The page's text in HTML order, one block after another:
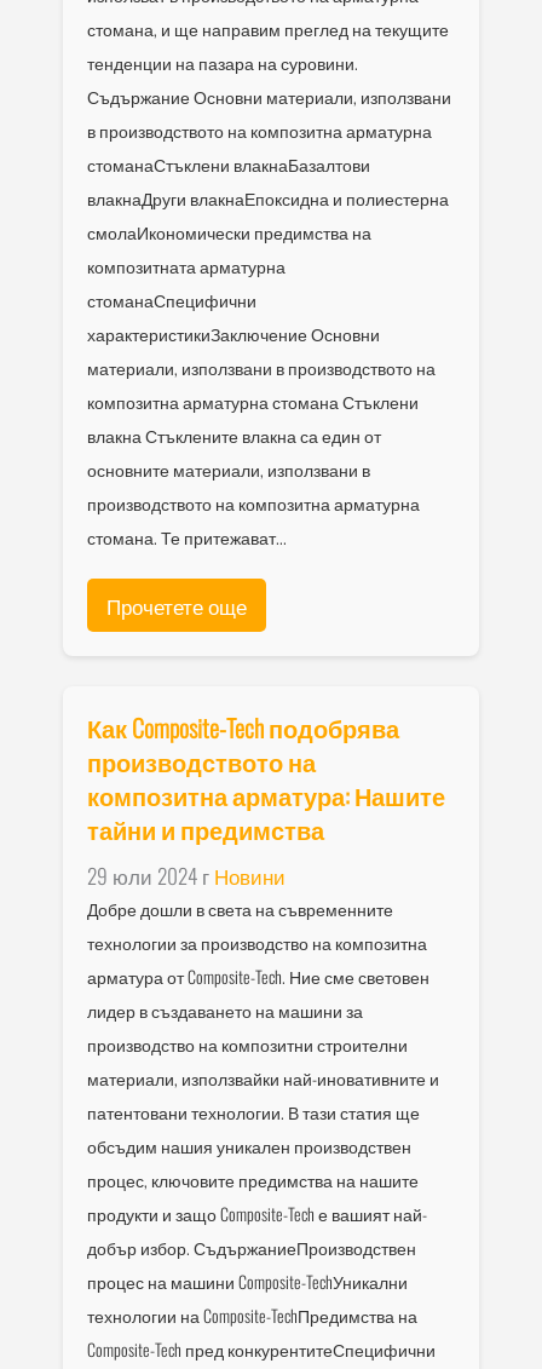
стомана, и ще направим преглед на текущите
тенденции на пазара на суровини.
Съдържание Основни материали, използвани
в производството на композитна арматурна
стоманаСтъклени влакнаБазалтови
влакнаДруги влакнаЕпоксидна и полиестерна
смолаИкономически предимства на
композитната арматурна
стоманаСпецифични
характеристикиЗаключение Основни
материали, използвани в производството на
композитна арматурна стомана Стъклени
влакна Стъклените влакна са един от
основните материали, използвани в
производството на композитна арматурна
стомана. Те притежават...
Прочетете още
Как Composite-Tech подобрява
производството на
композитна арматура: Нашите
тайни и предимства
29 юли 2024 гНовини
Добре дошли в света на съвременните
технологии за производство на композитна
арматура от Composite-Tech. Ние сме световен
лидер в създаването на машини за
производство на композитни строителни
материали, използвайки най-иновативните и
патентовани технологии. В тази статия ще
обсъдим нашия уникален производствен
процес, ключовите предимства на нашите
продукти и защо Composite-Tech е вашият най-
добър избор. СъдържаниеПроизводствен
процес на машини Composite-TechУникални
технологии на Composite-TechПредимства на
Composite-Tech пред конкурентитеСпецифични